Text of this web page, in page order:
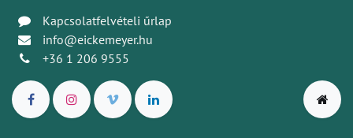
Kapcsolatfelvételi űrlap
info@eickemeyer.hu
+36 1 206 9555